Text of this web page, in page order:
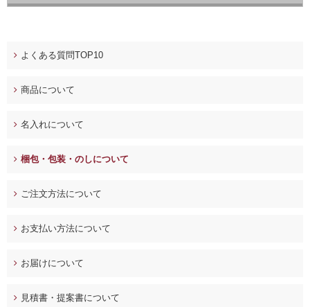
よくある質問TOP10
商品について
名入れについて
梱包・包装・のしについて
ご注文方法について
お支払い方法について
お届けについて
見積書・提案書について